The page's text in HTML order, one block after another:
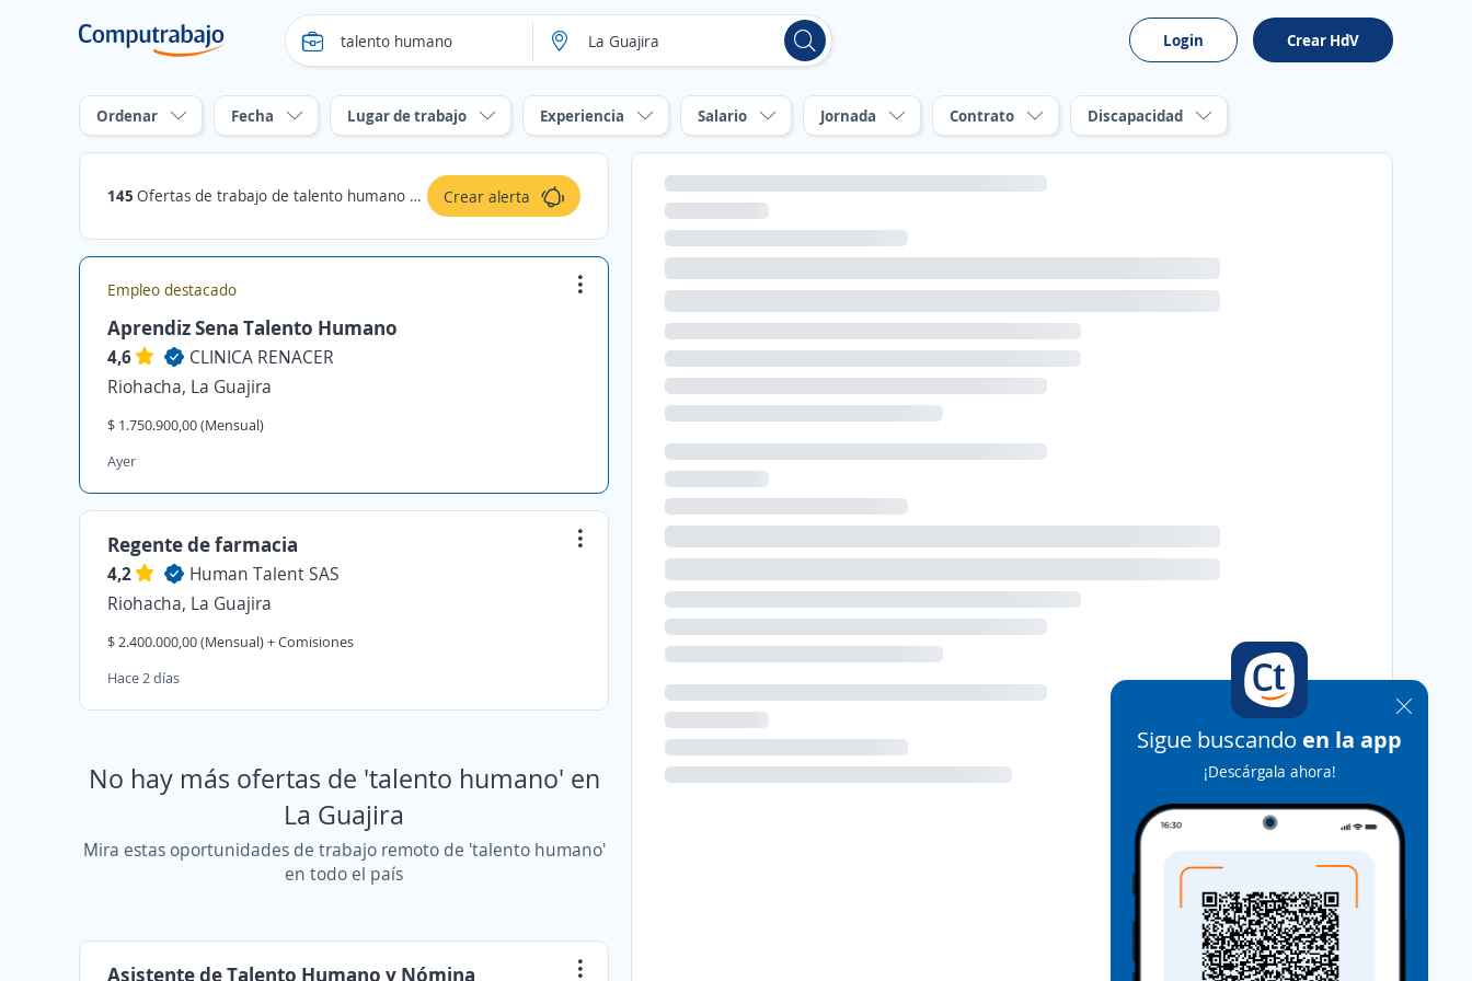
Login Crear HdV
Ordenar Fecha Lugar de trabajo Experiencia Salario Jornada Contrato Discapacidad
145 Ofertas de trabajo de talento humano en La Guajira Crear alerta
Empleo destacado
Aprendiz Sena Talento Humano
4,6
CLINICA RENACER
Riohacha, La Guajira
$ 1.750.900,00 (Mensual)
Ayer
Regente de farmacia
4,2
Human Talent SAS
Riohacha, La Guajira
$ 2.400.000,00 (Mensual) + Comisiones
Hace 2 días
No hay más ofertas de 'talento humano' en
La Guajira
Mira estas oportunidades de trabajo remoto de 'talento humano'
en todo el país
Asistente de Talento Humano y Nómina
Sigue buscando en la app
¡Descárgala ahora!